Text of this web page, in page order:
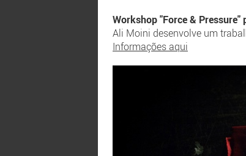
Workshop "Force &
Ali Moini desenvolve um
Informações aqui